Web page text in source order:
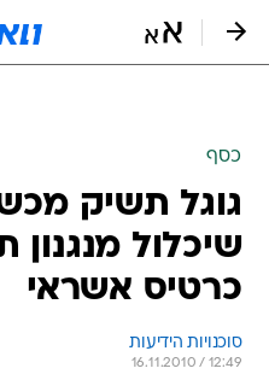
כסף
גוגל תשיק
שיכלול מנגנון
כרטיס אשראי
סוכנויות הידיעות
16.11.2010 / 12:49